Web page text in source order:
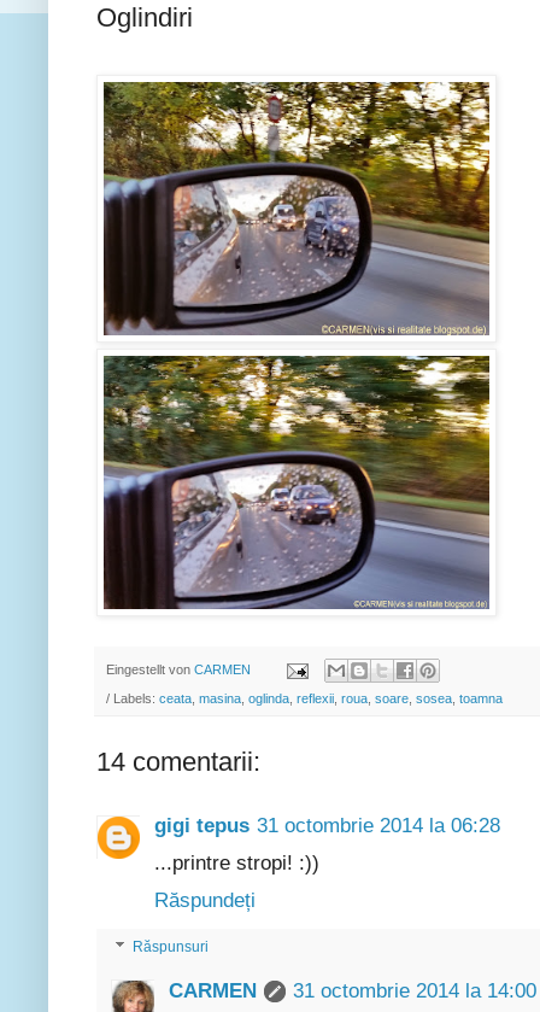
Oglindiri
Eingestellt von CARMEN
/ Labels: ceata, masina, oglinda, reflexii, roua, soare, sosea, toamna
14 comentarii:
gigi tepus 31 octombrie 2014 la 06:28
...printre stropi! :))
Răspundeți
Răspunsuri
CARMEN
31 octombrie 2014 la 14:00